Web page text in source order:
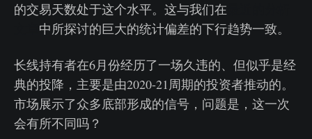
的交易天数处于这个水平。这与我们在
中所探讨的巨大的统计偏差的下行趋势一致。
长线持有者在6月份经历了一场久违的、但似乎是经
典的投降，主要是由2020-21周期的投资者推动的。
市场展示了众多底部形成的信号，问题是，这一次
会有所不同吗？